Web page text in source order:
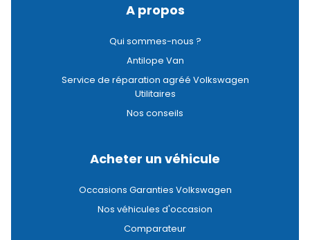
A propos
Qui sommes-nous ?
Antilope Van
Service de réparation agréé Volkswagen
Utilitaires
Nos conseils
Acheter un véhicule
Occasions Garanties Volkswagen
Nos véhicules d'occasion
Comparateur